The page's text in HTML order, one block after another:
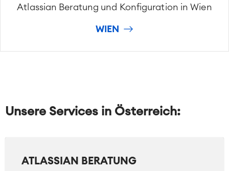
Atlassian Beratung und Konfiguration in Wien
WIEN
Unsere Services in Österreich:
ATLASSIAN BERATUNG